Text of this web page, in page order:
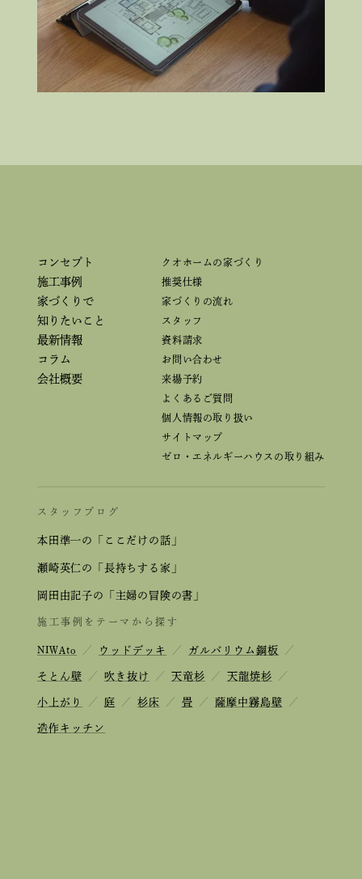
コンセプト
施工事例
家づくりで
知りたいこと
最新情報
コラム
会社概要
クオホームの家づくり
推奨仕様
家づくりの流れ
スタッフ
資料請求
お問い合わせ
来場予約
よくあるご質問
個人情報の取り扱い
サイトマップ
ゼロ・エネルギーハウスの取り組み
スタッフブログ
本田準一の「ここだけの話」
瀬崎英仁の「長持ちする家」
岡田由記子の「主婦の冒険の書」
施工事例をテーマから探す
NIWAto ／ ウッドデッキ ／ ガルバリウム鋼板 ／
そとん壁 ／ 吹き抜け ／ 天竜杉 ／ 天龍焼杉 ／
小上がり ／ 庭 ／ 杉床 ／ 畳 ／ 薩摩中霧島壁 ／
造作キッチン